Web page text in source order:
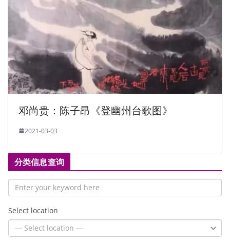
邓尚贵：陈子昂《登幽州台歌图》
2021-03-03
分类信息查询
Select location